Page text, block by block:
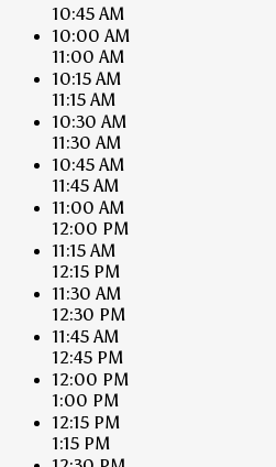
10:45 AM
10:00 AM
11:00 AM
10:15 AM
11:15 AM
10:30 AM
11:30 AM
10:45 AM
11:45 AM
11:00 AM
12:00 PM
11:15 AM
12:15 PM
11:30 AM
12:30 PM
11:45 AM
12:45 PM
12:00 PM
1:00 PM
12:15 PM
1:15 PM